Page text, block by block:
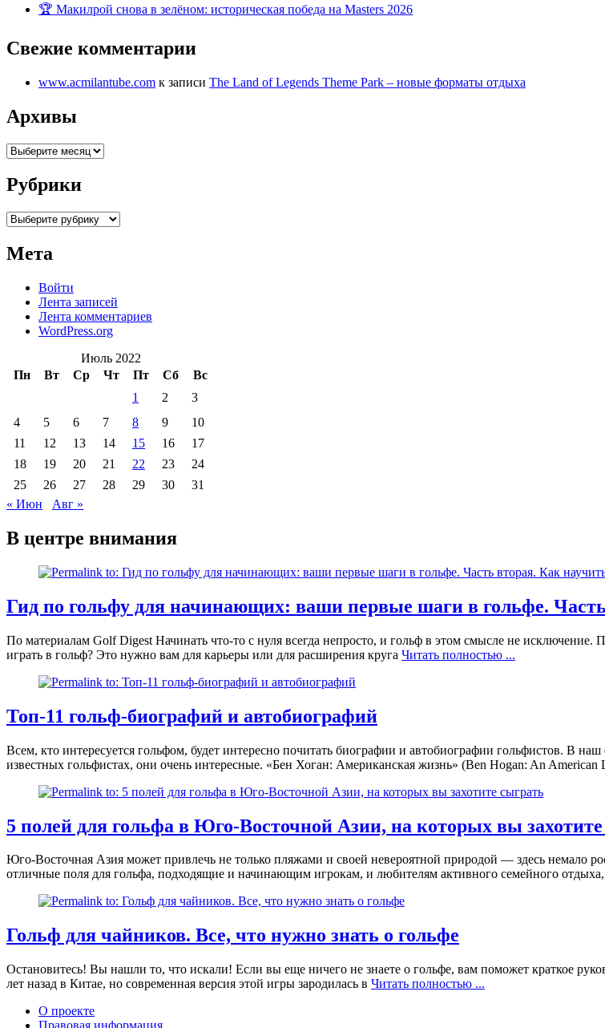
🏆 Макилрой снова в зелёном: историческая победа на Masters 2026
Свежие комментарии
www.acmilantube.com к записи The Land of Legends Theme Park – новые форматы отдыха
Архивы
Архивы
Рубрики
Рубрики
Мета
Войти
Лента записей
Лента комментариев
WordPress.org
Июль 2022
Пн
Вт Ср Чт Пт Сб
Вс
1
2
3
4
5 6 7 8 9
10
11
12 13 14 15 16
17
18
19 20 21 22 23
24
25
26 27 28 29 30
31
« Июн
Авг »
В центре внимания
Гид по гольфу для начинающих: ваши первые шаги в гольфе.
По материалам Golf Digest Начинать что-то с нуля всегда непросто, и гольф в этом смысле не
играть в гольф? Это нужно вам для карьеры или для расширения круга Читать полностью ...
Топ-11 гольф-биографий и автобиографий
Всем, кто интересуется гольфом, будет интересно почитать биографии и автобиографии гольфистов. В
известных гольфистах, они очень интересные. «Бен Хоган: Американская жизнь» (Ben Hogan: An American
5 полей для гольфа в Юго-Восточной Азии, на которых вы
Юго-Восточная Азия может привлечь не только пляжами и своей невероятной природой — здесь немало
отличные поля для гольфа, подходящие и начинающим игрокам, и любителям активного семейного
Гольф для чайников. Все, что нужно знать о гольфе
Остановитесь! Вы нашли то, что искали! Если вы еще ничего не знаете о гольфе, вам поможет краткое
лет назад в Китае, но современная версия этой игры зародилась в Читать полностью ...
О проекте